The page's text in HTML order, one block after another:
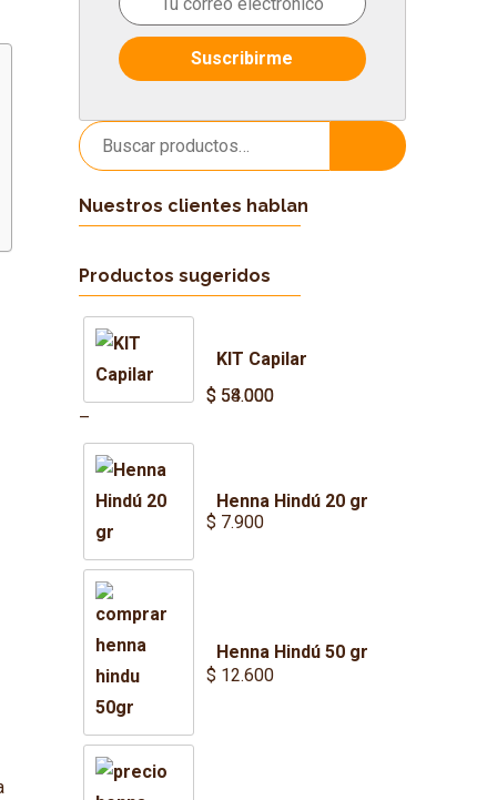
Buscar
por:
Nuestros clientes hablan
Productos sugeridos
KIT Capilar
$54.000
–
$58.000
Price
range:
$ 54.000
through
$ 58.000
Henna Hindú 20 gr
$ 7.900
Henna Hindú 50 gr
$ 12.600